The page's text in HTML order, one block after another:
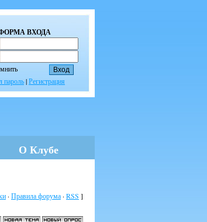
ВХОДА
пароль|Регистрация
О Клубе
· Правила форума · RSS ]